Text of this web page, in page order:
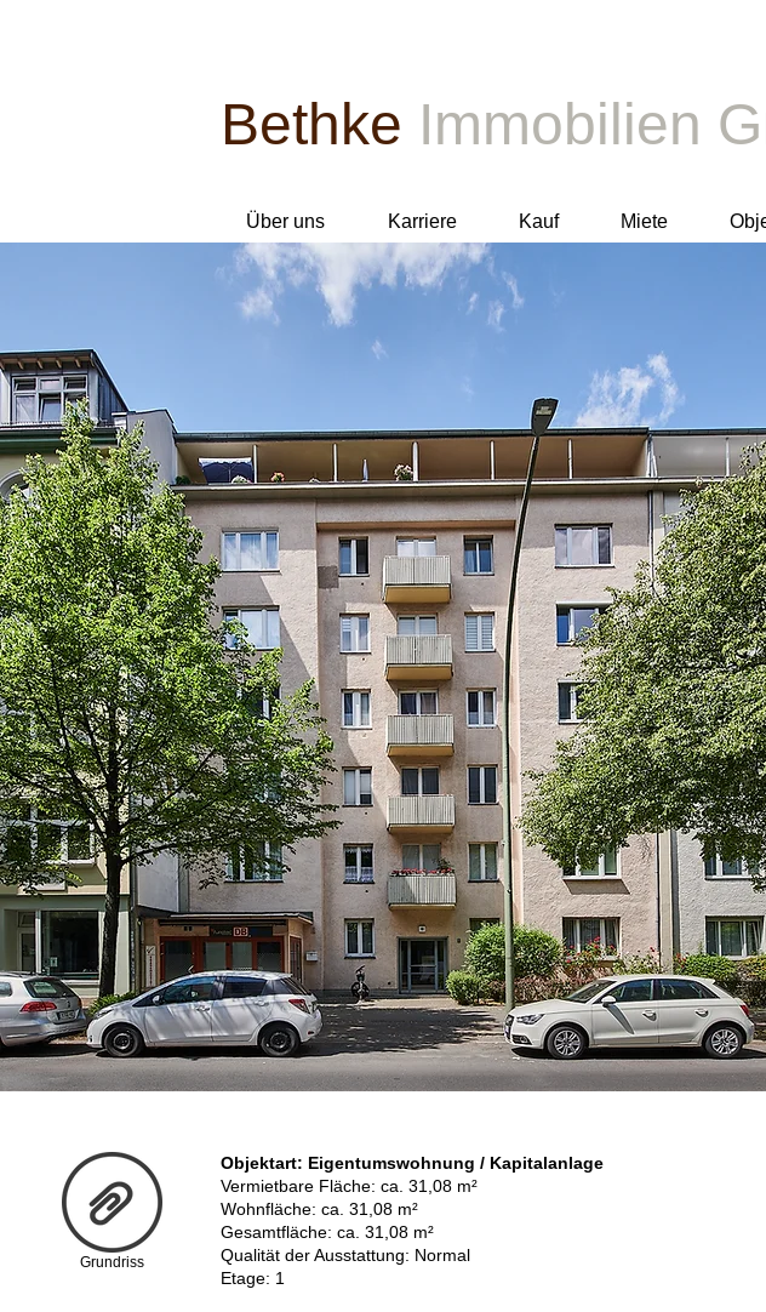
Bethke Immobilien
Über uns Karriere Kauf Miete
Grundriss
Objektart: Eigentumswohnung / Kapitalanlage
Vermietbare Fläche: ca. 31,08 m²
Wohnfläche: ca. 31,08 m²
Gesamtfläche: ca. 31,08 m²
Qualität der Ausstattung: Normal
Etage: 1